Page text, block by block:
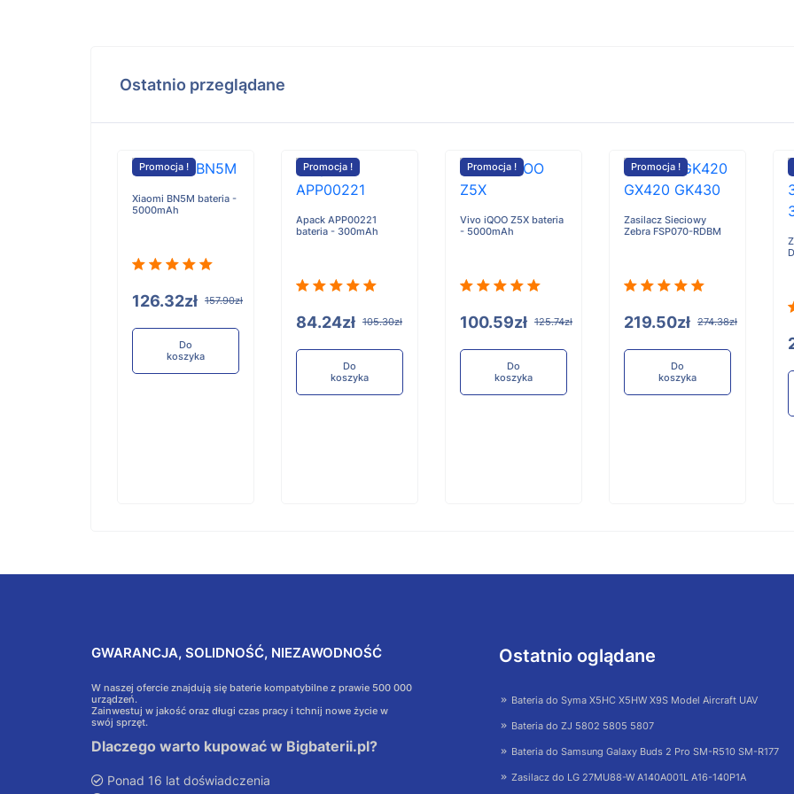
Ostatnio przeglądane
Promocja !
Xiaomi BN5M bateria -
5000mAh
126.32zł 157.90zł
Do
koszyka
Promocja !
Apack APP00221
bateria - 300mAh
84.24zł 105.30zł
Do
koszyka
Promocja !
Vivo iQOO Z5X bateria
- 5000mAh
100.59zł 125.74zł
Do
koszyka
Promocja !
Zasilacz Sieciowy
Zebra FSP070-RDBM
219.50zł 274.38zł
Do
koszyka
GWARANCJA, SOLIDNOŚĆ, NIEZAWODNOŚĆ
W naszej ofercie znajdują się baterie kompatybilne z prawie 500 000
urządzeń.
Zainwestuj w jakość oraz długi czas pracy i tchnij nowe życie w
swój sprzęt.
Dlaczego warto kupować w Bigbaterii.pl?
Ponad 16 lat doświadczenia
Ostatnio oglądane
Bateria do Syma X5HC X5HW X9S Model Aircraft UAV
Bateria do ZJ 5802 5805 5807
Bateria do Samsung Galaxy Buds 2 Pro SM-R510 SM-R177
Zasilacz do LG 27MU88-W A140A001L A16-140P1A